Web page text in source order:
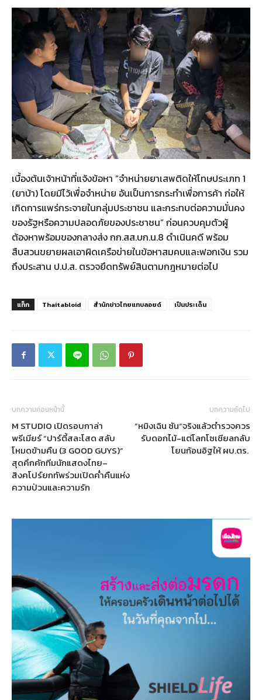
เบื้องต้นเจ้าหน้าที่แจ้งข้อหา “จำหน่ายยาเสพติดให้โทษประเภท 1
(ยาบ้า) โดยมีไว้เพื่อจำหน่าย อันเป็นการกระทำเพื่อการค้า ก่อให้
เกิดการแพร่กระจายในกลุ่มประชาชน และกระทบต่อความมั่นคง
ของรัฐหรือความปลอดภัยของประชาชน” ก่อนควบคุมตัวผู้
ต้องหาพร้อมของกลางส่ง กก.สส.บก.น.8 ดำเนินคดี พร้อม
สืบสวนขยายผลเอาผิดเครือข่ายในข้อหาสมคบและฟอกเงิน รวม
ถึงประสาน ป.ป.ส. ตรวจยึดทรัพย์สินตามกฎหมายต่อไป
แท็ก Thaitabloid สำนักข่าวไทยแทบลอยด์ เป็นประเด็น
บทความก่อนหน้านี้
M STUDIO เปิดรอบกาล่า
พรีเมียร์ “ปาร์ตี้สละโสด สลับ
โหมดข้ามคืน (3 GOOD GUYS)”
สุดคึกคักทีมนักแสดงไทย–
สิงคโปร์ยกทัพร่วมเปิดค่ำคืนแห่ง
ความป่วนและความรัก
บทความถัดไป
”หมิงเฉิน ซัน“จริงแล้วตำรวจควร
รับดอกไม้-แต่โลกโซเชียลกลับ
โยนก้อนอิฐให้ ผบ.ตร.